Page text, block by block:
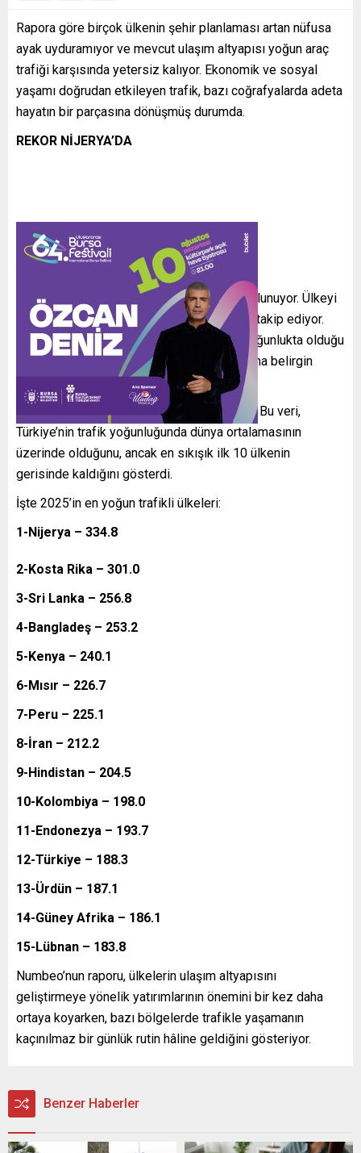
Rapora göre birçok ülkenin şehir planlaması artan nüfusa
ayak uyduramıyor ve mevcut ulaşım altyapısı yoğun araç
trafiği karşısında yetersiz kalıyor. Ekonomik ve sosyal
yaşamı doğrudan etkileyen trafik, bazı coğrafyalarda adeta
hayatın bir parçasına dönüşmüş durumda.
REKOR NİJERYA’DA
Listenin zirvesinde 334,8 puanla Nijerya bulunuyor. Ülkeyi
Kosta Rika, Sri Lanka, Bangladeş ve Kenya takip ediyor.
Orta ve Güney Asya ile Afrika ülkelerinin yoğunlukta olduğu
ilk 10 sıra, ulaşım krizinin bu bölgelerde daha belirgin
yaşandığını ortaya koyuyor.
Türkiye ise 188,3 puanla 12. sırada yer aldı. Bu veri,
Türkiye’nin trafik yoğunluğunda dünya ortalamasının
üzerinde olduğunu, ancak en sıkışık ilk 10 ülkenin
gerisinde kaldığını gösterdi.
İşte 2025’in en yoğun trafikli ülkeleri:
1-Nijerya – 334.8
2-Kosta Rika – 301.0
3-Sri Lanka – 256.8
4-Bangladeş – 253.2
5-Kenya – 240.1
6-Mısır – 226.7
7-Peru – 225.1
8-İran – 212.2
9-Hindistan – 204.5
10-Kolombiya – 198.0
11-Endonezya – 193.7
12-Türkiye – 188.3
13-Ürdün – 187.1
14-Güney Afrika – 186.1
15-Lübnan – 183.8
Numbeo’nun raporu, ülkelerin ulaşım altyapısını
geliştirmeye yönelik yatırımlarının önemini bir kez daha
ortaya koyarken, bazı bölgelerde trafikle yaşamanın
kaçınılmaz bir günlük rutin hâline geldiğini gösteriyor.
Benzer Haberler